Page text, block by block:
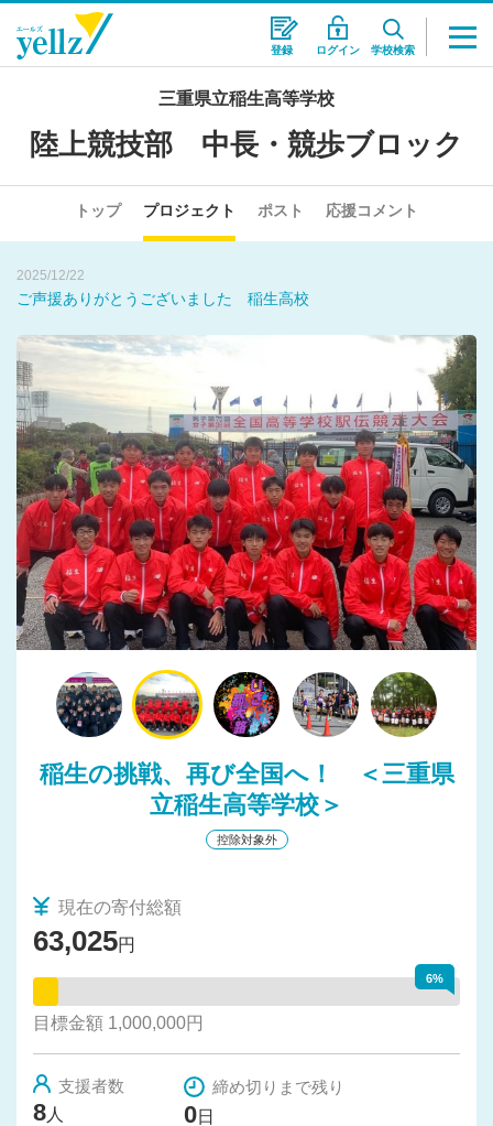
登録 ログイン 学校検索
三重県立稲生高等学校
陸上競技部 中長・競歩ブロック
トップ プロジェクト ポスト 応援コメント
全国大会出場 壮行会（稲生高校）
2026/01/08
天皇盃 都道府県対抗駅伝 三重県代表に６名が選抜されました
2025/12/22
ご声援ありがとうございました 稲生高校
2025/12/16
全国大会出場 壮行会（稲生高校）
2026/01/08
天皇盃 都道府県対抗駅伝 三重県代表に６名が選抜されました
稲生の挑戦、再び全国へ！ ＜三重県
立稲生高等学校＞
控除対象外
現在の寄付総額
63,025円
6%
目標金額 1,000,000円
支援者数
8 人
締め切りまで残り
0日